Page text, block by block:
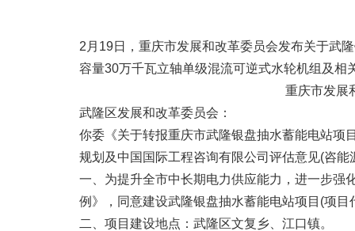
2月19日，重庆市发展和改革委员会发布关于武
容量30万千瓦立轴单级混流可逆式水轮机组及
重庆市发展
武隆区发展和改革委员会：
你委《关于转报重庆市武隆银盘抽水蓄能电站项
规划及中国国际工程咨询有限公司评估意见(咨
一、为提升全市中长期电力供应能力，进一步强
例》，同意建设武隆银盘抽水蓄能电站项目(项
二、项目建设地点：武隆区文复乡、江口镇。